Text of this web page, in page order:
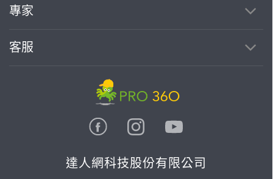
專家
客服
達人網科技股份有限公司